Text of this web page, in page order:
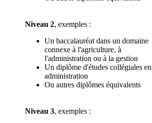
Niveau 2, exemples :
Un baccalauréat dans un domaine
connexe à l'agriculture, à
l'administration ou à la gestion
Un diplôme d'études collégiales en
administration
Ou autres diplômes équivalents
Niveau 3, exemples :